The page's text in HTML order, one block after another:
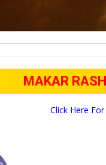
MAKAR
Click Here